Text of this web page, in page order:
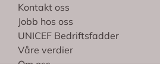
Kontakt oss
Jobb hos oss
UNICEF Bedriftsfadder
Våre verdier
Om oss